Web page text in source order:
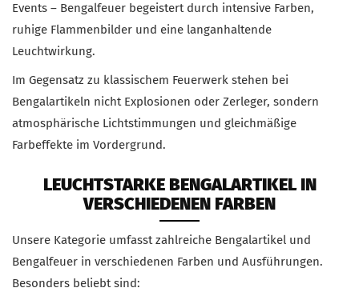
Events – Bengalfeuer begeistert durch intensive Farben,
ruhige Flammenbilder und eine langanhaltende
Leuchtwirkung.
Im Gegensatz zu klassischem Feuerwerk stehen bei
Bengalartikeln nicht Explosionen oder Zerleger, sondern
atmosphärische Lichtstimmungen und gleichmäßige
Farbeffekte im Vordergrund.
LEUCHTSTARKE BENGALARTIKEL IN
VERSCHIEDENEN FARBEN
Unsere Kategorie umfasst zahlreiche Bengalartikel und
Bengalfeuer in verschiedenen Farben und Ausführungen.
Besonders beliebt sind: